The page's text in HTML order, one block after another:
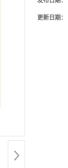
更新日期：